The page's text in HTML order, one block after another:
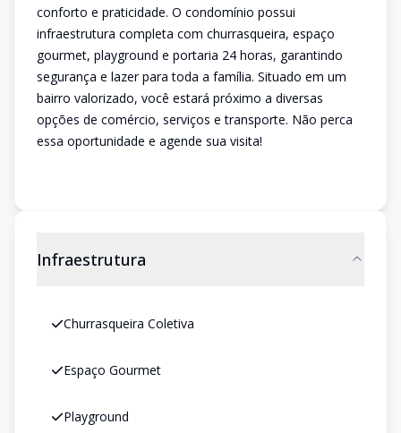
conforto e praticidade. O condomínio possui
infraestrutura completa com churrasqueira, espaço
gourmet, playground e portaria 24 horas, garantindo
segurança e lazer para toda a família. Situado em um
bairro valorizado, você estará próximo a diversas
opções de comércio, serviços e transporte. Não perca
essa oportunidade e agende sua visita!
Infraestrutura
Churrasqueira Coletiva
Espaço Gourmet
Playground